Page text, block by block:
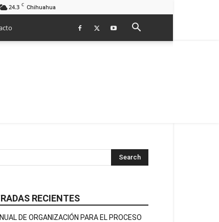
24.3 C Chihuahua
RECIENTES
DE ORGANIZACIÓN PARA EL PROCESO